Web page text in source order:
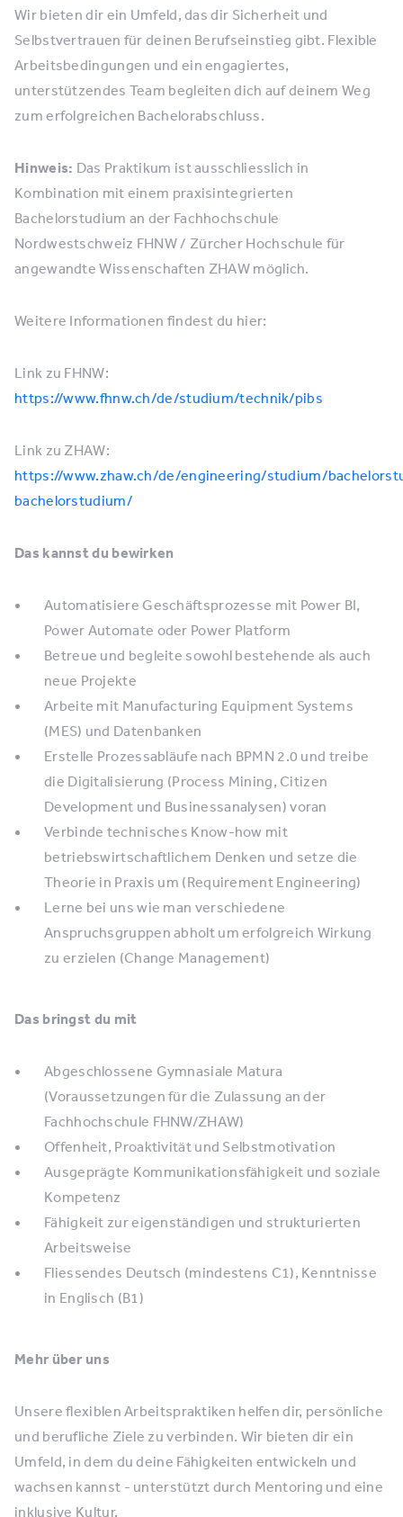
Wir bieten dir ein Umfeld, das dir Sicherheit und
Selbstvertrauen für deinen Berufseinstieg gibt. Flexible
Arbeitsbedingungen und ein engagiertes,
unterstützendes Team begleiten dich auf deinem Weg
zum erfolgreichen Bachelorabschluss.
Hinweis: Das Praktikum ist ausschliesslich in
Kombination mit einem praxisintegrierten
Bachelorstudium an der Fachhochschule
Nordwestschweiz FHNW / Zürcher Hochschule für
angewandte Wissenschaften ZHAW möglich.
Weitere Informationen findest du hier:
Link zu FHNW:
https://www.fhnw.ch/de/studium/technik/pibs
Link zu ZHAW:
https://www.zhaw.ch/de/engineering/studium/
bachelorstudium/
Das kannst du bewirken
Automatisiere Geschäftsprozesse mit Power BI,
Power Automate oder Power Platform
Betreue und begleite sowohl bestehende als auch
neue Projekte
Arbeite mit Manufacturing Equipment Systems
(MES) und Datenbanken
Erstelle Prozessabläufe nach BPMN 2.0 und treibe
die Digitalisierung (Process Mining, Citizen
Development und Businessanalysen) voran
Verbinde technisches Know-how mit
betriebswirtschaftlichem Denken und setze die
Theorie in Praxis um (Requirement Engineering)
Lerne bei uns wie man verschiedene
Anspruchsgruppen abholt um erfolgreich Wirkung
zu erzielen (Change Management)
Das bringst du mit
Abgeschlossene Gymnasiale Matura
(Voraussetzungen für die Zulassung an der
Fachhochschule FHNW/ZHAW)
Offenheit, Proaktivität und Selbstmotivation
Ausgeprägte Kommunikationsfähigkeit und soziale
Kompetenz
Fähigkeit zur eigenständigen und strukturierten
Arbeitsweise
Fliessendes Deutsch (mindestens C1), Kenntnisse
in Englisch (B1)
Mehr über uns
Unsere flexiblen Arbeitspraktiken helfen dir, persönliche
und berufliche Ziele zu verbinden. Wir bieten dir ein
Umfeld, in dem du deine Fähigkeiten entwickeln und
wachsen kannst - unterstützt durch Mentoring und eine
inklusive Kultur.